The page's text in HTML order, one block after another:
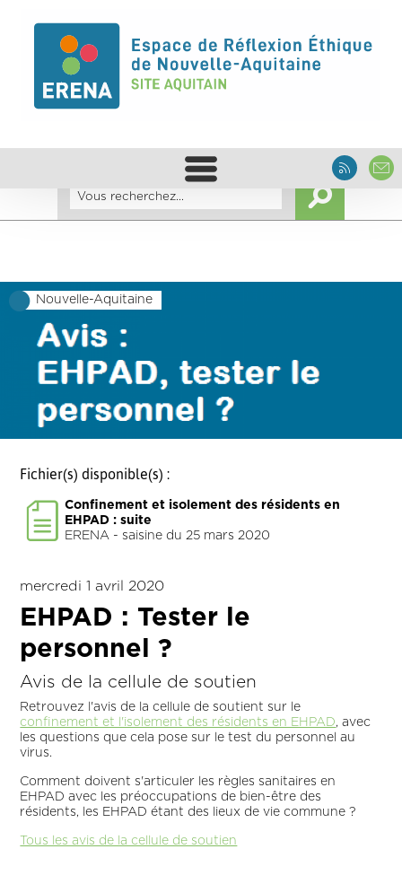
Nouvelle-Aquitaine
Fichier(s) disponible(s) :
Confinement et isolement des résidents en
EHPAD : suite
ERENA - saisine du 25 mars 2020
mercredi 1 avril 2020
EHPAD : Tester le
personnel ?
Avis de la cellule de soutien
Retrouvez l'avis de la cellule de soutient sur le
confinement et l'isolement des résidents en EHPAD, avec
les questions que cela pose sur le test du personnel au
virus.
Comment doivent s'articuler les règles sanitaires en
EHPAD avec les préoccupations de bien-être des
résidents, les EHPAD étant des lieux de vie commune ?
Tous les avis de la cellule de soutien